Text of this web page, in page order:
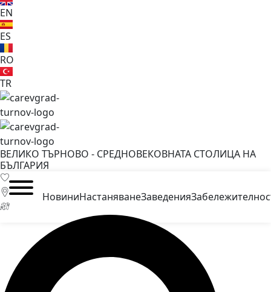
EN
ES
RO
TR
ВЕЛИКО ТЪРНОВО - СРЕДНОВЕКОВНАТА СТОЛИЦА НА
БЪЛГАРИЯ
НовиниНастаняванеЗаведения